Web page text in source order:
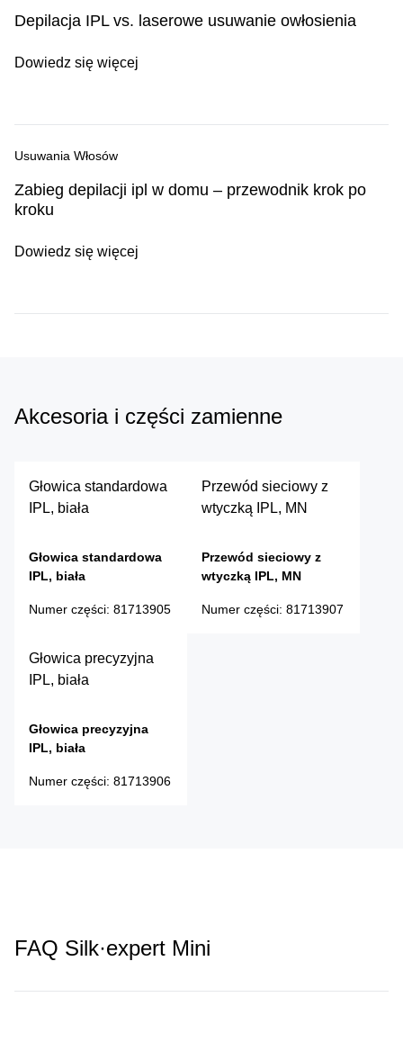
Depilacja IPL vs. laserowe usuwanie owłosienia
Dowiedz się więcej
Usuwania Włosów
Zabieg depilacji ipl w domu – przewodnik krok po
kroku
Dowiedz się więcej
Akcesoria i części zamienne
Głowica standardowa
IPL, biała
Głowica standardowa
IPL, biała
Numer części: 81713905
Przewód sieciowy z
wtyczką IPL, MN
Przewód sieciowy z
wtyczką IPL, MN
Numer części: 81713907
Głowica precyzyjna
IPL, biała
Głowica precyzyjna
IPL, biała
Numer części: 81713906
FAQ Silk·expert Mini